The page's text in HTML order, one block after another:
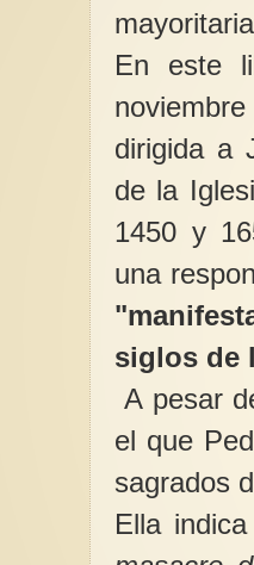
En este
dirigida a
de la
1450 y
una
siglos de
A pesar
el que
sagrados
Ella